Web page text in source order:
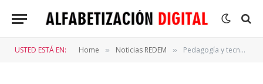
USTED ESTÁ EN: Home » Noticias REDEM » Pedagogía y tecnología, claves para el futuro de la educación